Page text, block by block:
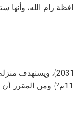
رام الله، وأنها
1- أحمد عيسى أحمد غانم: حيث تلقى إخطار وقف العمل الذي
2) ومن المقرر أن